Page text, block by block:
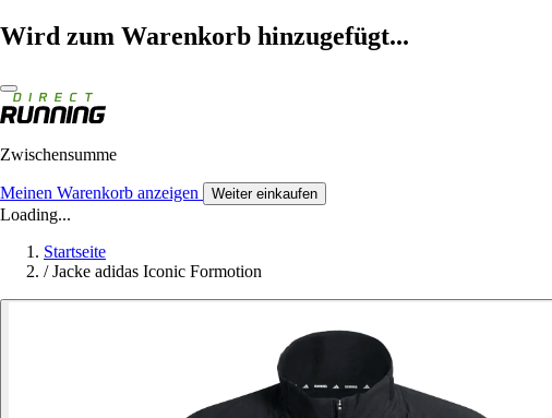
Wird zum Warenkorb hinzugefügt...
Zwischensumme
Meinen Warenkorb anzeigen Weiter einkaufen
Loading...
Startseite
/ Jacke adidas Iconic Formotion